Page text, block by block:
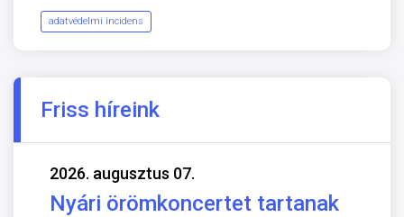
adatvédelmi incidens
Friss híreink
2026. augusztus 07.
Nyári örömkoncertet tartanak